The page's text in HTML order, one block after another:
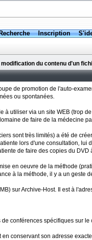
Inscription
modification du contenu d'un
de promotion de l'auto-
ou spontanées.
utiliser via un site WEB (trop
de faire de la médecine
sont très limités) a été de
lors d'une consultation,
de faire des copies du
en oeuvre de la méthode
à la méthode, il y a un geste
sur Archive-Host. Il est à
conférences spécifiques sur le
en conservant son adresse